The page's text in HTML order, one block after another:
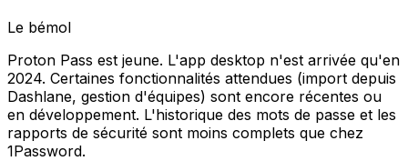
Le bémol
Proton Pass est jeune. L'app desktop n'est arrivée qu'en
2024. Certaines fonctionnalités attendues (import depuis
Dashlane, gestion d'équipes) sont encore récentes ou
en développement. L'historique des mots de passe et les
rapports de sécurité sont moins complets que chez
1Password.